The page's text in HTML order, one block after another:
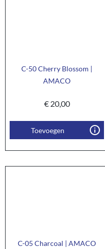
C-50 Cherry Blossom |
AMACO
€20,00
Toevoegen
C-05 Charcoal | AMACO